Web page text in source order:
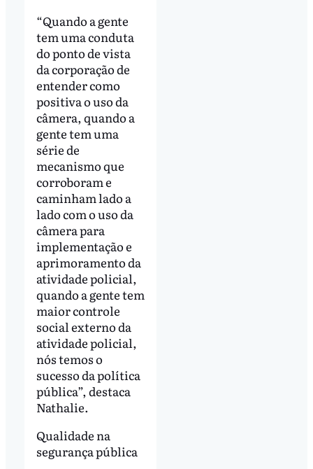
“Quando a gente
tem uma conduta
do ponto de vista
da corporação de
entender como
positiva o uso da
câmera, quando a
gente tem uma
série de
mecanismo que
corroboram e
caminham lado a
lado com o uso da
câmera para
implementação e
aprimoramento da
atividade policial,
quando a gente tem
maior controle
social externo da
atividade policial,
nós temos o
sucesso da política
pública”, destaca
Nathalie.
Qualidade na
segurança pública